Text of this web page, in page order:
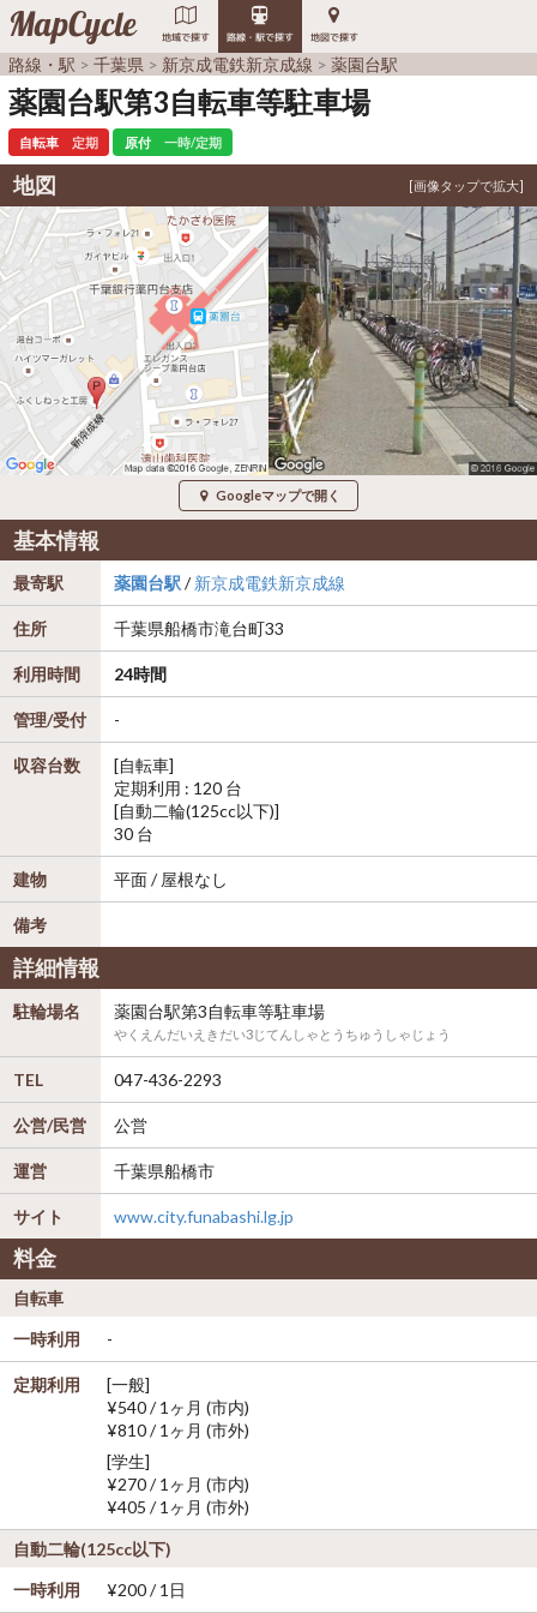
MapCycle 地域で探す 路線・駅で探す 地図で探す
路線・駅 千葉県 新京成電鉄新京成線 薬園台駅
薬園台駅第3自転車等駐車場
自転車 定期 原付 一時/定期
地図
Googleマップで開く
基本情報
最寄駅 薬園台駅 /新京成電鉄新京成線
住所 千葉県船橋市滝台町33
利用時間 24時間
管理/受付 -
収容台数
[自転車]
定期利用 : 120 台
[自動二輪(125cc以下)]
30 台
建物 平面 / 屋根なし
備考
詳細情報
駐輪場名 薬園台駅第3自転車等駐車場
やくえんだいえきだい3じてんしゃとうちゅうしゃじょう
TEL 047-436-2293
公営/民営 公営
運営 千葉県船橋市
サイト www.city.funabashi.lg.jp
料金
自転車
一時利用
-
定期利用
[一般]
¥540 / 1ヶ月 (市内)
¥810 / 1ヶ月 (市外)
[学生]
¥270 / 1ヶ月 (市内)
¥405 / 1ヶ月 (市外)
自動二輪(125cc以下)
一時利用
¥200 / 1日